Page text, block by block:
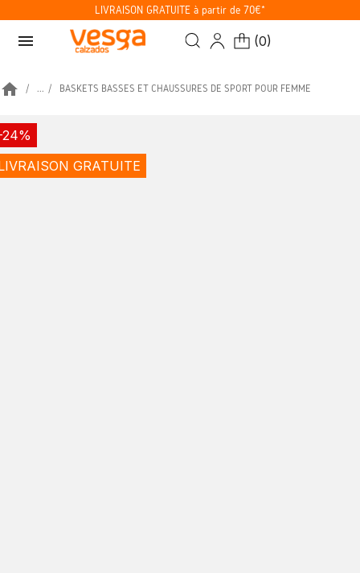
LIVRAISON GRATUITE à partir de 70€*
menu (0)
home ... BASKETS BASSES ET CHAUSSURES DE SPORT POUR FEMME
GRATUITE